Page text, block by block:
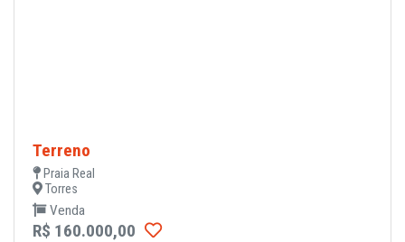
Terreno
Praia Real
Torres
Venda
R$ 160.000,00